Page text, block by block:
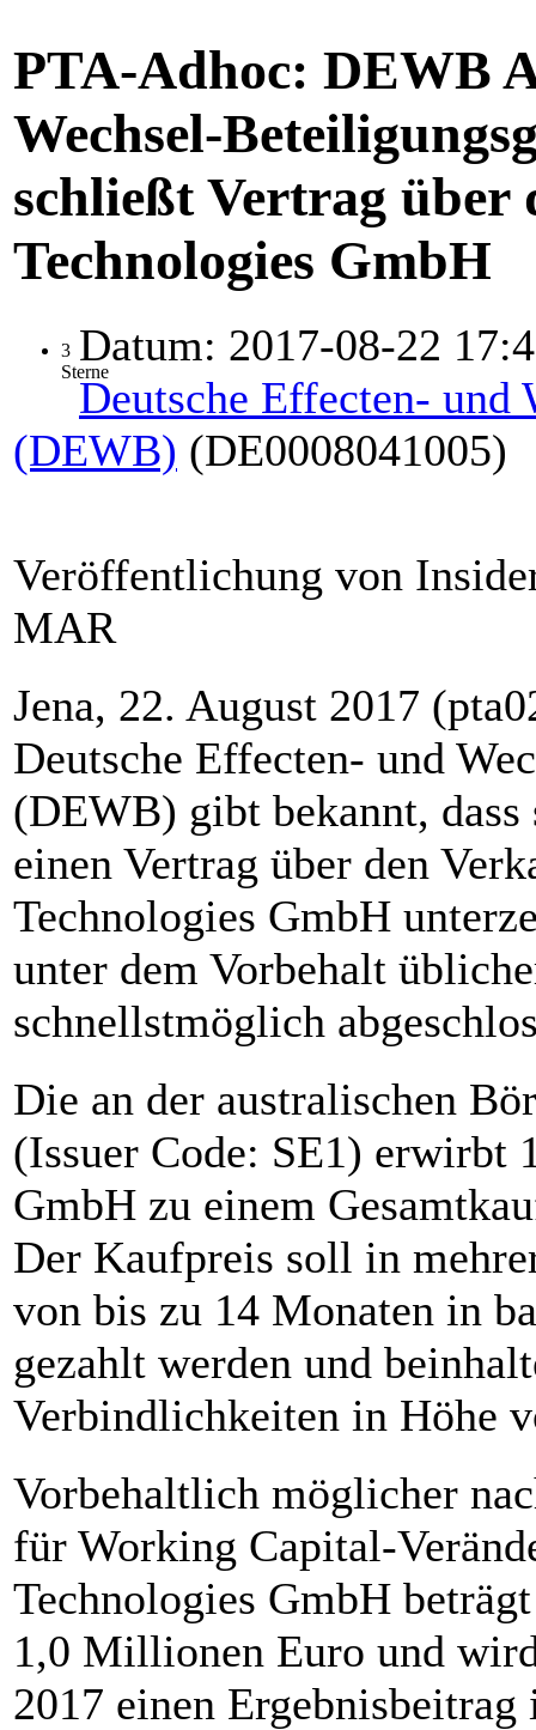
PTA-Adhoc: DEWB
Wechsel-
schließt Vertrag über
Technologies GmbH
3
Sterne
Datum: 2017-08-22
Deutsche Effecten- und
(DEWB) (DE0008041005)
Veröffentlichung von
MAR
Jena, 22. August 2017
Deutsche Effecten- und
(DEWB) gibt bekannt,
einen Vertrag über den
Technologies GmbH
unter dem Vorbehalt
schnellstmöglich
Die an der australischen
(Issuer Code: SE1) erwirbt
GmbH zu einem
Der Kaufpreis soll in
von bis zu 14 Monaten in
gezahlt werden und
Verbindlichkeiten in Höhe
Vorbehaltlich möglicher
für Working Capital-
Technologies GmbH
1,0 Millionen Euro und
2017 einen